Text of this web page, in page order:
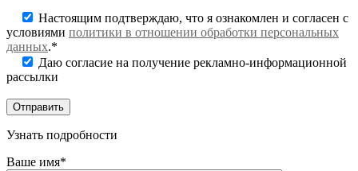
Настоящим подтверждаю, что я ознакомлен и согласен с
условиями политики в отношении обработки персональных
данных.*
Даю согласие на получение рекламно-информационной
рассылки
Узнать подробности
Ваше имя*